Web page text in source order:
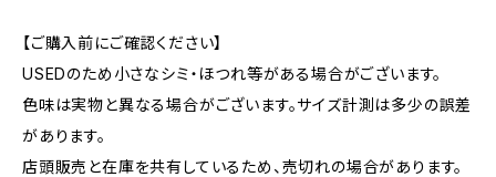
【ご購入前にご確認ください】
USEDのため小さなシミ・ほつれ等がある場合がございます。
色味は実物と異なる場合がございます。サイズ計測は多少の誤差
があります。
店頭販売と在庫を共有しているため、売切れの場合があります。